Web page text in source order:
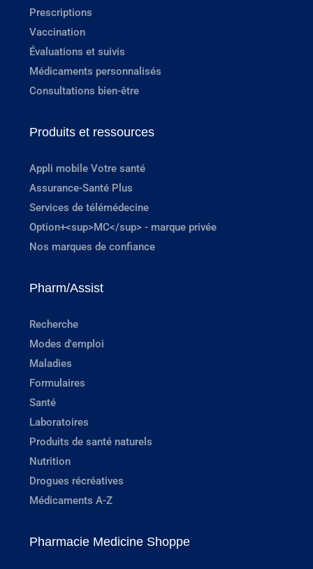
Prescriptions
Vaccination
Évaluations et suivis
Médicaments personnalisés
Consultations bien-être
Produits et ressources
Appli mobile Votre santé
Assurance-Santé Plus
Services de télémédecine
Option+<sup>MC</sup> - marque privée
Nos marques de confiance
Pharm/Assist
Recherche
Modes d'emploi
Maladies
Formulaires
Santé
Laboratoires
Produits de santé naturels
Nutrition
Drogues récréatives
Médicaments A-Z
Pharmacie Medicine Shoppe